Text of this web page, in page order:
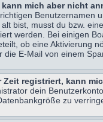
mich aber nicht
Benutzernamen
bist, musst du bzw.
werden. Bei einigen
ob eine Aktivierung
die E-Mail von einem
registriert, kann
dein
zu